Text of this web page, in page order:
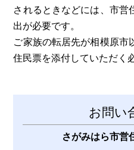
されるときなどには、市営
出が必要です。
ご家族の転居先が相模原市
住民票を添付していただく
お問い
さがみはら市営